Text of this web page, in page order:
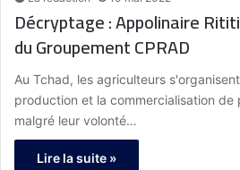
Décryptage : Appolinaire
du Groupement CPRAD
Au Tchad, les agriculteurs
production et la commercialisation de
malgré leur volonté…
Lire la suite »